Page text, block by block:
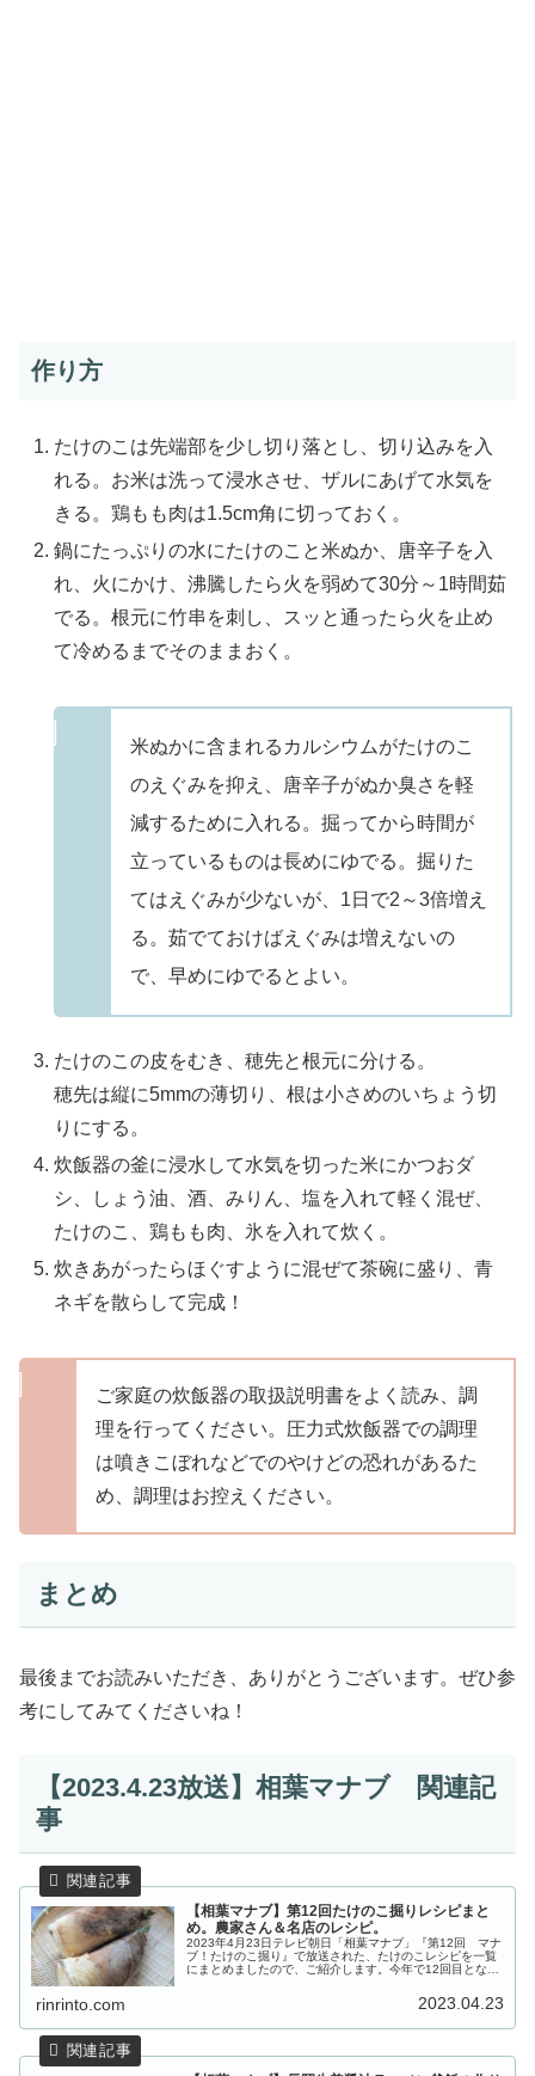
作り方
たけのこは先端部を少し切り落とし、切り込みを入
れる。お米は洗って浸水させ、ザルにあげて水気を
きる。鶏もも肉は1.5cm角に切っておく。
鍋にたっぷりの水にたけのこと米ぬか、唐辛子を入
れ、火にかけ、沸騰したら火を弱めて30分～1時間茹
でる。根元に竹串を刺し、スッと通ったら火を止め
て冷めるまでそのままおく。
米ぬかに含まれるカルシウムがたけのこ
のえぐみを抑え、唐辛子がぬか臭さを軽
減するために入れる。掘ってから時間が
立っているものは長めにゆでる。掘りた
てはえぐみが少ないが、1日で2～3倍増え
る。茹でておけばえぐみは増えないの
で、早めにゆでるとよい。
たけのこの皮をむき、穂先と根元に分ける。
穂先は縦に5mmの薄切り、根は小さめのいちょう切
りにする。
炊飯器の釜に浸水して水気を切った米にかつおダ
シ、しょう油、酒、みりん、塩を入れて軽く混ぜ、
たけのこ、鶏もも肉、氷を入れて炊く。
炊きあがったらほぐすように混ぜて茶碗に盛り、青
ネギを散らして完成！
ご家庭の炊飯器の取扱説明書をよく読み、調
理を行ってください。圧力式炊飯器での調理
は噴きこぼれなどでのやけどの恐れがあるた
め、調理はお控えください。
まとめ
最後までお読みいただき、ありがとうございます。ぜひ参
考にしてみてくださいね！
【2023.4.23放送】相葉マナブ 関連記
事
【相葉マナブ】第12回たけのこ掘りレシピまと
め。農家さん＆名店のレシピ。
2023年4月23日テレビ朝日「相葉マナブ」『第12回 マナ
ブ！たけのこ掘り』で放送された、たけのこレシピを一覧
にまとめましたので、ご紹介します。今年で12回目となる
rinrinto.com 2023.04.23